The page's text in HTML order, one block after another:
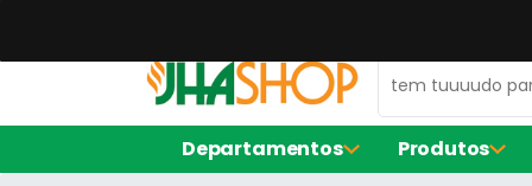
Departamentos Produtos